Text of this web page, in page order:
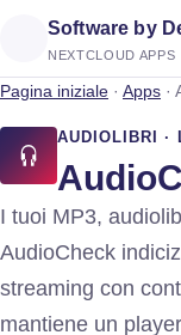
Software by
NEXTCLOUD APPS
Pagina iniziale · Apps ·
AUDIOLIBRI ·
I tuoi MP3,
AudioCheck
streaming con
mantiene un